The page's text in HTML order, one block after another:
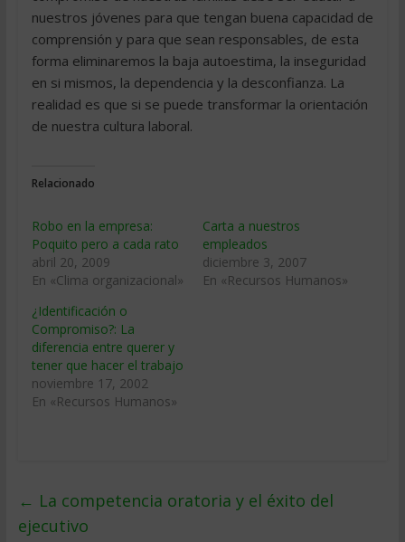
nuestros jóvenes para que tengan buena capacidad de
comprensión y para que sean responsables, de esta
forma eliminaremos la baja autoestima, la inseguridad
en si mismos, la dependencia y la desconfianza. La
realidad es que si se puede transformar la orientación
de nuestra cultura laboral.
Relacionado
Robo en la empresa:
Poquito pero a cada rato
abril 20, 2009
En «Clima organizacional»
Carta a nuestros
empleados
diciembre 3, 2007
En «Recursos Humanos»
¿Identificación o
Compromiso?: La
diferencia entre querer y
tener que hacer el trabajo
noviembre 17, 2002
En «Recursos Humanos»
← La competencia oratoria y el éxito del
ejecutivo